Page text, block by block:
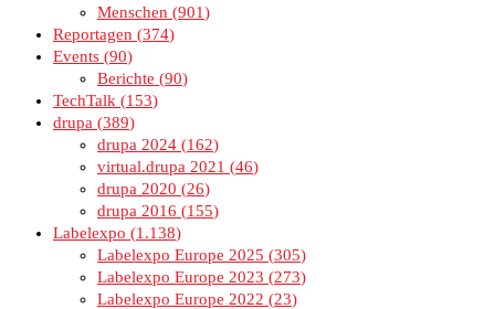
Menschen
901
Reportagen
374
Events 90
Berichte
90
TechTalk
153
drupa
389
drupa 2024
162
virtual.drupa 2021
46
drupa 2020
26
drupa 2016
155
Labelexpo
1.138
Labelexpo Europe 2025
305
Labelexpo Europe 2023
273
Labelexpo Europe 2022
23